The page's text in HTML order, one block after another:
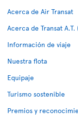
Acerca de Air Transat
Acerca de Transat A.T.
Información de viaje
Nuestra flota
Equipaje
Turismo sostenible
Premios y